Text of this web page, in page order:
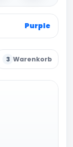
Purple
3 Warenkorb